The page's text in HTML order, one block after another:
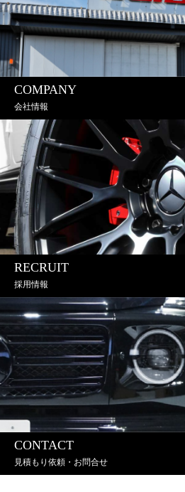
COMPANY
会社情報
RECRUIT
採用情報
CONTACT
見積もり依頼・お問合せ